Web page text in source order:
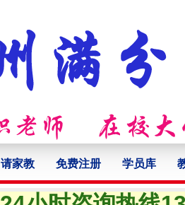
请家教 免费注册 学员库